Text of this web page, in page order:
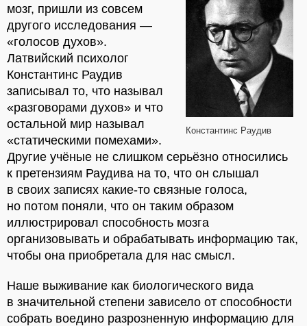
Константинс Раудив
мозг, пришли из совсем
другого исследования —
«голосов духов».
Латвийский психолог
Константинс Раудив
записывал то, что называл
«разговорами духов» и что
остальной мир называл
«статическими помехами».
Другие учёные не слишком серьёзно относились
к претензиям Раудива на то, что он слышал
в своих записях какие-то связные голоса,
но потом поняли, что он таким образом
иллюстрировал способность мозга
организовывать и обрабатывать информацию так,
чтобы она приобретала для нас смысл.
Наше выживание как биологического вида
в значительной степени зависело от способности
собрать воедино разрозненную информацию для